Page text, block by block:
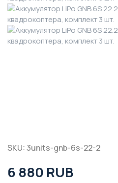
SKU: 3units-gnb-6s-22-2
6 880 RUB